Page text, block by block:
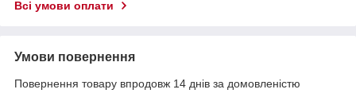
Всі умови оплати
Умови повернення
Повернення товару впродовж 14 днів за домовленістю